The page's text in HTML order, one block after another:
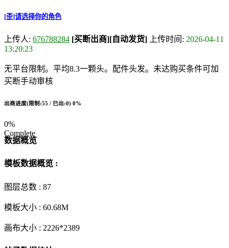
[歪]请选择你的角色
上传人: 676788284 [买断出商][自动发货] 上传时间: 2026-04-11
13:20:23
无平台限制。平均8.3一颗头。配件头发。未达购买条件可加
买断手动审核
出商进度(限制:55 / 已出:0) 0%
0%
Complete
数据概览
模板数据概览 :
图层总数 : 87
模板大小 : 60.68M
画布大小 : 2226*2389